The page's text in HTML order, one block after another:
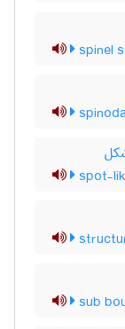
spinel
spot-
sub